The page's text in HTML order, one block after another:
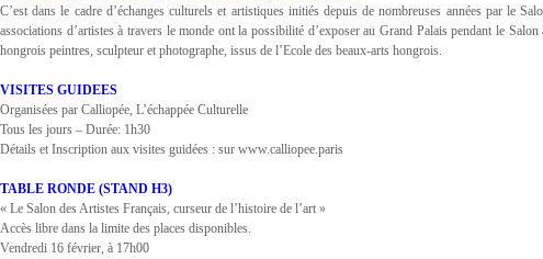
C’est dans le cadre d’échanges culturels et artistiques initiés depuis de nombreuses années par le
associations d’artistes à travers le monde ont la possibilité d’exposer au Grand Palais pendant le
hongrois peintres, sculpteur et photographe, issus de l’Ecole des beaux-arts hongrois.
VISITES GUIDEES
Organisées par Calliopée, L’échappée Culturelle
Tous les jours – Durée: 1h30
Détails et Inscription aux visites guidées : sur www.calliopee.paris
TABLE RONDE (STAND H3)
« Le Salon des Artistes Français, curseur de l’histoire de l’art »
Accès libre dans la limite des places disponibles.
Vendredi 16 février, à 17h00